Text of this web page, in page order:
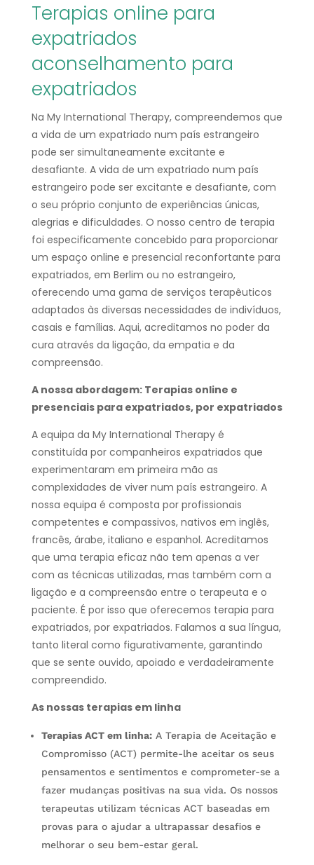
Terapias online para
expatriados
aconselhamento para
expatriados
Na My International Therapy, compreendemos que
a vida de um expatriado num país estrangeiro
pode ser simultaneamente excitante e
desafiante. A vida de um expatriado num país
estrangeiro pode ser excitante e desafiante, com
o seu próprio conjunto de experiências únicas,
alegrias e dificuldades. O nosso centro de terapia
foi especificamente concebido para proporcionar
um espaço online e presencial reconfortante para
expatriados, em Berlim ou no estrangeiro,
oferecendo uma gama de serviços terapêuticos
adaptados às diversas necessidades de indivíduos,
casais e famílias. Aqui, acreditamos no poder da
cura através da ligação, da empatia e da
compreensão.
A nossa abordagem: Terapias online e
presenciais para expatriados, por expatriados
A equipa da My International Therapy é
constituída por companheiros expatriados que
experimentaram em primeira mão as
complexidades de viver num país estrangeiro. A
nossa equipa é composta por profissionais
competentes e compassivos, nativos em inglês,
francês, árabe, italiano e espanhol. Acreditamos
que uma terapia eficaz não tem apenas a ver
com as técnicas utilizadas, mas também com a
ligação e a compreensão entre o terapeuta e o
paciente. É por isso que oferecemos terapia para
expatriados, por expatriados. Falamos a sua língua,
tanto literal como figurativamente, garantindo
que se sente ouvido, apoiado e verdadeiramente
compreendido.
As nossas terapias em linha
Terapias ACT em linha:A Terapia de Aceitação e
Compromisso (ACT) permite-lhe aceitar os seus
pensamentos e sentimentos e comprometer-se a
fazer mudanças positivas na sua vida. Os nossos
terapeutas utilizam técnicas ACT baseadas em
provas para o ajudar a ultrapassar desafios e
melhorar o seu bem-estar geral.